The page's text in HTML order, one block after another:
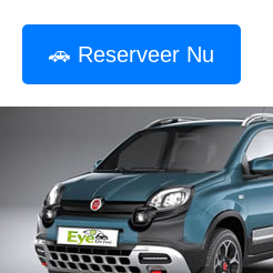
🚗 Reserveer Nu